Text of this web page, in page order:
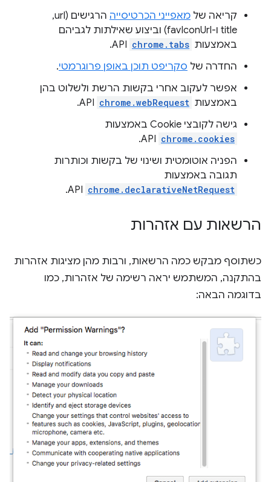
קריאה של מאפייני הכרטיסייה
הרגישים (url,‏
title ו-favIconUrl) וביצוע שאילתות לגביהם
באמצעות chrome.tabs
החדרה של סקריפט תוכן באופן פרוגרמטי.
אפשר לעקוב אחרי בקשות הרשת ולשלוט בהן
באמצעות chrome.webRequest
גישה לקובצי Cookie באמצעות
chrome.cookies
הפניה אוטומטית ושינוי של בקשות וכותרות
תגובה באמצעות
chrome.declarativeNetRequest
הרשאות עם אזהרות
כשתוסף מבקש כמה הרשאות, ורבות מהן מציגות אזהרות
בהתקנה, המשתמש יראה רשימה של אזהרות, כמו
בדוגמה הבאה: